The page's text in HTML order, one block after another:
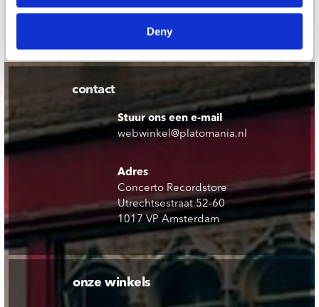
Deny
contact
Stuur ons een e-mail
webwinkel@platomania.nl
Adres
Concerto Recordstore
Utrechtsestraat 52-60
1017 VP Amsterdam
onze winkels